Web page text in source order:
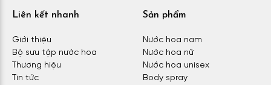
Liên kết nhanh
Giới thiệu
Bộ sưu tập nước hoa
Thương hiệu
Tin tức
Sản phẩm
Nước hoa nam
Nước hoa nữ
Nước hoa unisex
Body spray